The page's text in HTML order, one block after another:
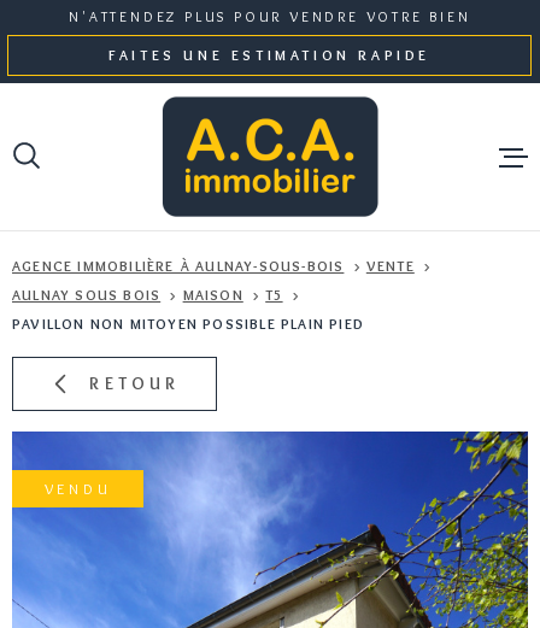
à
la
au
menu
au
contenu
N'ATTENDEZ PLUS POUR VENDRE VOTRE BIEN
FAITES UNE ESTIMATION RAPIDE
AGENCE IMMOBILIÈRE À AULNAY-SOUS-BOIS
VENTE
AULNAY SOUS BOIS
MAISON
T5
PAVILLON NON MITOYEN POSSIBLE PLAIN PIED
RETOUR
VENDU